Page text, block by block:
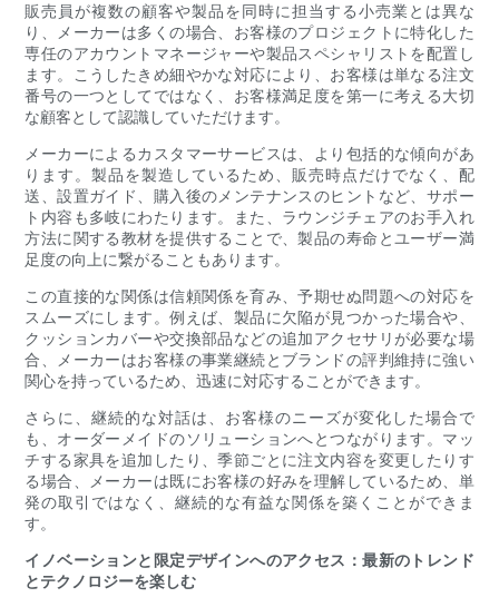
販売員が複数の顧客や製品を同時に担当する小売業とは異な
り、メーカーは多くの場合、お客様のプロジェクトに特化した
専任のアカウントマネージャーや製品スペシャリストを配置し
ます。こうしたきめ細やかな対応により、お客様は単なる注文
番号の一つとしてではなく、お客様満足度を第一に考える大切
な顧客として認識していただけます。
メーカーによるカスタマーサービスは、より包括的な傾向があ
ります。製品を製造しているため、販売時点だけでなく、配
送、設置ガイド、購入後のメンテナンスのヒントなど、サポー
ト内容も多岐にわたります。また、ラウンジチェアのお手入れ
方法に関する教材を提供することで、製品の寿命とユーザー満
足度の向上に繋がることもあります。
この直接的な関係は信頼関係を育み、予期せぬ問題への対応を
スムーズにします。例えば、製品に欠陥が見つかった場合や、
クッションカバーや交換部品などの追加アクセサリが必要な場
合、メーカーはお客様の事業継続とブランドの評判維持に強い
関心を持っているため、迅速に対応することができます。
さらに、継続的な対話は、お客様のニーズが変化した場合で
も、オーダーメイドのソリューションへとつながります。マッ
チする家具を追加したり、季節ごとに注文内容を変更したりす
る場合、メーカーは既にお客様の好みを理解しているため、単
発の取引ではなく、継続的な有益な関係を築くことができま
す。
イノベーションと限定デザインへのアクセス：最新のトレンド
とテクノロジーを楽しむ